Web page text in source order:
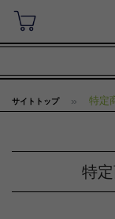
サイトトップ 特定
特